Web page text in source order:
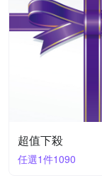
超值下殺
任選1件1090